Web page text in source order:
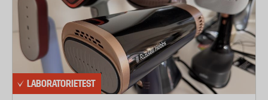
LABORATORIETEST